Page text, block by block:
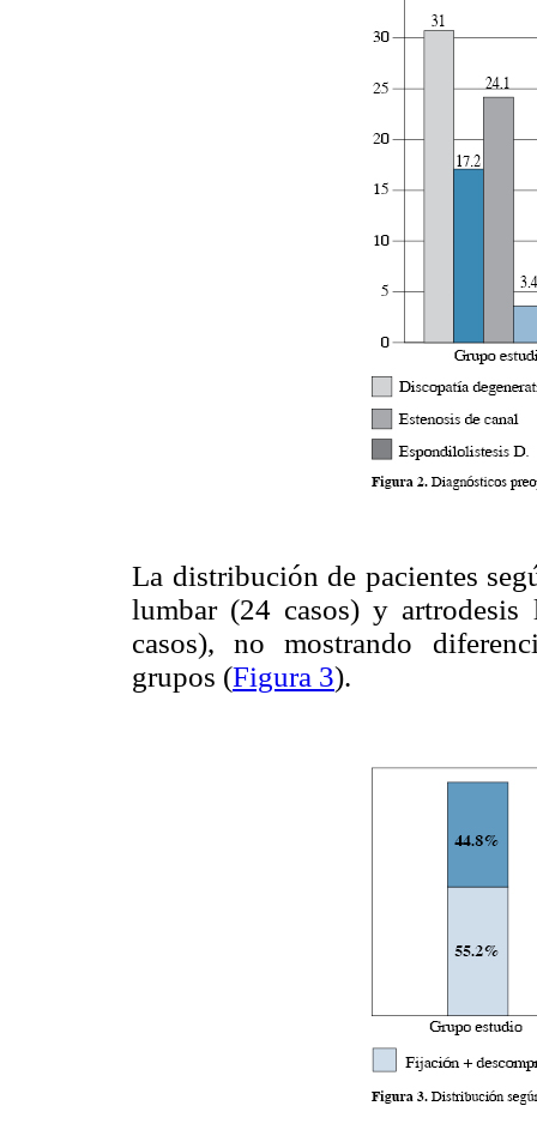
La distribución de pacientes
lumbar (24 casos) y artrodesis
casos), no mostrando
grupos (Figura 3).